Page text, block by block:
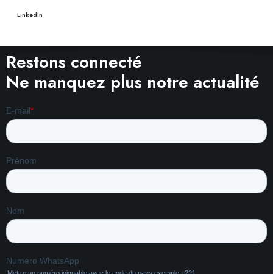
LinkedIn
Restons connecté
Ne manquez plus notre actualité